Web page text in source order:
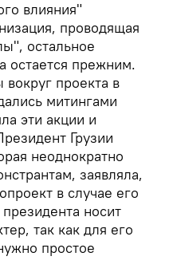
влияния"
проводящая
остальное
остается прежним.
проекта в
митингами
эти акции и
Грузии
неоднократно
заявляла,
в случае его
носит
так как для его
простое